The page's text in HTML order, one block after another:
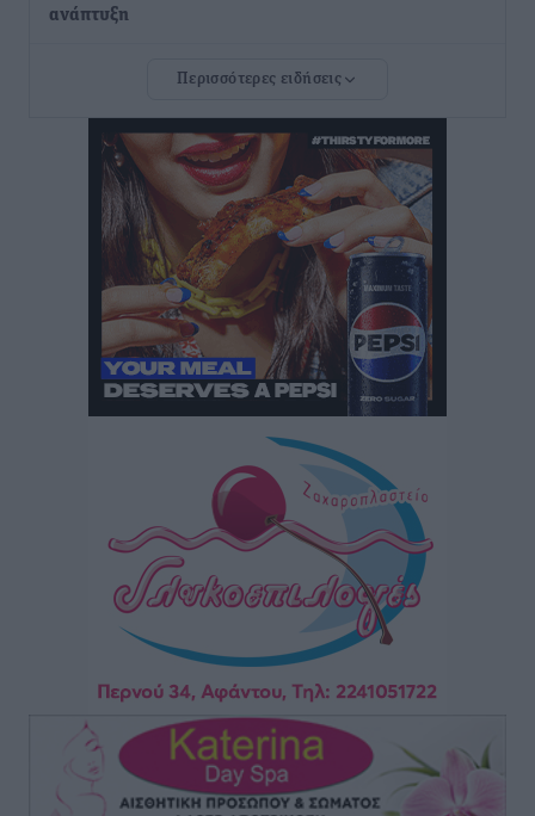
ανάπτυξη
δεν υπάρχουν περιθώρια εφησυχασμού
• πριν 5 ώρες
Στον Άγιο Νικόλαο Χάλκης ανοίγει ξανά το
ανανεωμένο εκκλησιαστικό μουσείο από τη Λέσχη
Lions Χάλκης
Τοπικές Ειδήσεις• πριν 5 ώρες
Ρόδος: «Βουλιάζει» από τουρίστες – Πάνω από 1 εκατ.
επιβάτες και 55 κρουαζιερόπλοια
Γ’ Εθνική Κατηγορία: Οι ημερομηνίες των
αγωνιστικών της κανονικής περιόδου
πριν 10 ώρες
Συνελήφθησαν δύο άτομα στην Κάρπαθο για άγρα
Τοπικές Ειδήσεις• πριν 11 ώρες
Χωρίς υποχρεωτική παρουσία μικρών στη 12άδα
Αθλητικά πριν 11 ώρες
Περισσότερες ειδήσεις